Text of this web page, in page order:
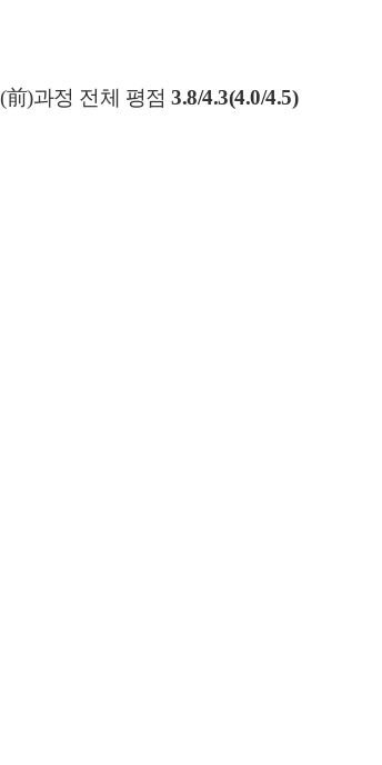
)과정 전체 평점 3.8/4.3(4.0/4.5)